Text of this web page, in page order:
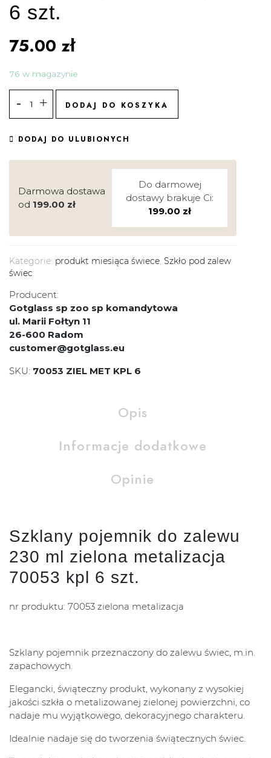
6 szt.
75.00 zł
76 w magazynie
DODAJ DO KOSZYKA
DODAJ DO ULUBIONYCH
Darmowa dostawa
od 199.00 zł
Do darmowej
dostawy brakuje Ci:
199.00 zł
Kategorie: produkt miesiąca świece, Szkło pod zalew
świec
Producent:
Gotglass sp zoo sp komandytowa
ul. Marii Fołtyn 11
26-600 Radom
customer@gotglass.eu
SKU: 70053 ZIEL MET KPL 6
Opis
Informacje dodatkowe
Opinie
Szklany pojemnik do zalewu
230 ml zielona metalizacja
70053 kpl 6 szt.
nr produktu: 70053 zielona metalizacja
Szklany pojemnik przeznaczony do zalewu świec, m.in.
zapachowych.
Elegancki, świąteczny produkt, wykonany z wysokiej
jakości szkła o metalizowanej zielonej powierzchni, co
nadaje mu wyjątkowego, dekoracyjnego charakteru.
Idealnie nadaje się do tworzenia świątecznych świec.